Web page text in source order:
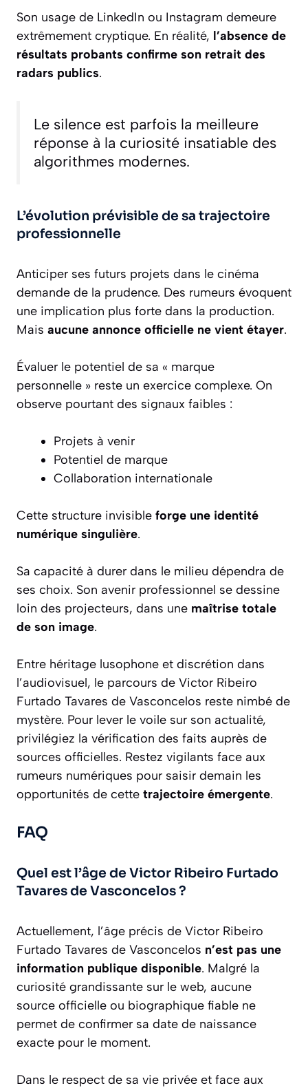
Son usage de LinkedIn ou Instagram demeure
extrêmement cryptique. En réalité, l’absence de
résultats probants confirme son retrait des
radars publics.
Le silence est parfois la meilleure
réponse à la curiosité insatiable des
algorithmes modernes.
L’évolution prévisible de sa trajectoire
professionnelle
Anticiper ses futurs projets dans le cinéma
demande de la prudence. Des rumeurs évoquent
une implication plus forte dans la production.
Mais aucune annonce officielle ne vient étayer.
Évaluer le potentiel de sa « marque
personnelle » reste un exercice complexe. On
observe pourtant des signaux faibles :
Projets à venir
Potentiel de marque
Collaboration internationale
Cette structure invisible forge une identité
numérique singulière.
Sa capacité à durer dans le milieu dépendra de
ses choix. Son avenir professionnel se dessine
loin des projecteurs, dans une maîtrise totale
de son image.
Entre héritage lusophone et discrétion dans
l’audiovisuel, le parcours de Victor Ribeiro
Furtado Tavares de Vasconcelos reste nimbé de
mystère. Pour lever le voile sur son actualité,
privilégiez la vérification des faits auprès de
sources officielles. Restez vigilants face aux
rumeurs numériques pour saisir demain les
opportunités de cette trajectoire émergente.
FAQ
Quel est l’âge de Victor Ribeiro Furtado
Tavares de Vasconcelos ?
Actuellement, l’âge précis de Victor Ribeiro
Furtado Tavares de Vasconcelos n’est pas une
information publique disponible. Malgré la
curiosité grandissante sur le web, aucune
source officielle ou biographique fiable ne
permet de confirmer sa date de naissance
exacte pour le moment.
Dans le respect de sa vie privée et face aux